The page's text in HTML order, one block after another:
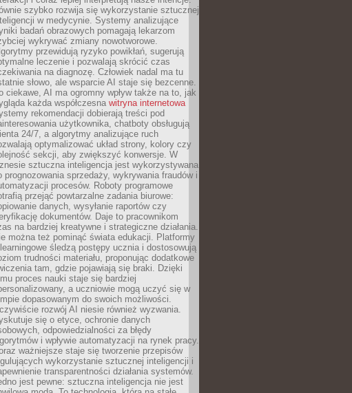
szybko rozwija się wykorzystanie sztucznej
w medycynie. Systemy analizujące
badań obrazowych pomagają lekarzom
wykrywać zmiany nowotworowe.
przewidują ryzyko powikłań, sugerują
leczenie i pozwalają skrócić czas
na diagnozę. Człowiek nadal ma tu
słowo, ale wsparcie AI staje się bezcenne.
ciekawe, AI ma ogromny wpływ także na to, jak
każda współczesna witryna internetowa
rekomendacji dobierają treści pod
użytkownika, chatboty obsługują
24/7, a algorytmy analizujące ruch
optymalizować układ strony, kolory czy
sekcji, aby zwiększyć konwersje. W
sztuczna inteligencja jest wykorzystywana
prognozowania sprzedaży, wykrywania fraudów i
procesów. Roboty programowe
przejąć powtarzalne zadania biurowe:
danych, wysyłanie raportów czy
dokumentów. Daje to pracownikom
na bardziej kreatywne i strategiczne działania.
można też pominąć świata edukacji. Platformy
śledzą postępy ucznia i dostosowują
trudności materiału, proponując dodatkowe
tam, gdzie pojawiają się braki. Dzięki
proces nauki staje się bardziej
a uczniowie mogą uczyć się w
dopasowanym do swoich możliwości.
rozwój AI niesie również wyzwania.
się o etyce, ochronie danych
odpowiedzialności za błędy
i wpływie automatyzacji na rynek pracy.
ważniejsze staje się tworzenie przepisów
wykorzystanie sztucznej inteligencji i
transparentności działania systemów.
jest pewne: sztuczna inteligencja nie jest